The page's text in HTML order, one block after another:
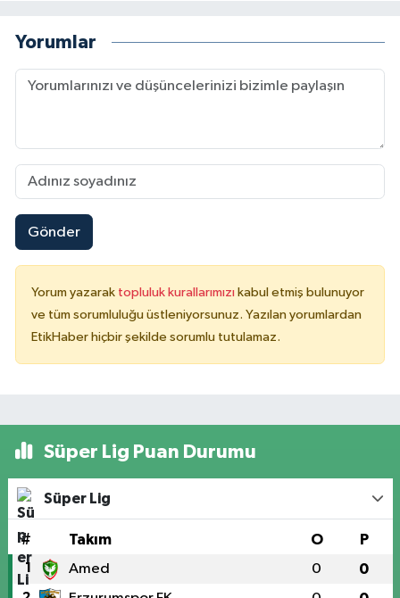
Yorumlar
Gönder
Yorum yazarak topluluk kurallarımızı kabul etmiş bulunuyor
ve tüm sorumluluğu üstleniyorsunuz. Yazılan yorumlardan
EtikHaber hiçbir şekilde sorumlu tutulamaz.
Süper Lig Puan Durumu
Süper Lig
# Takım O P
1 Amed 0 0